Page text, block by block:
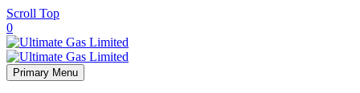
Scroll Top
0
Primary Menu